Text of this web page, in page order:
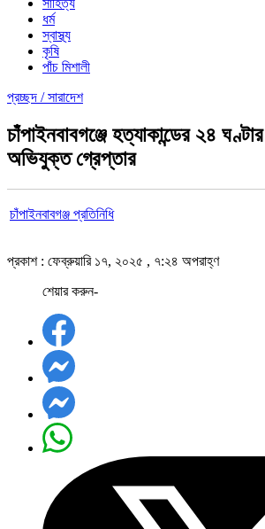
সাহিত্য
ধর্ম
স্বাস্থ্য
কৃষি
পাঁচ মিশালী
প্রচ্ছদ /সারাদেশ
চাঁপাইনবাবগঞ্জে হত্যাকান্ডের ২৪
অভিযুক্ত গ্রেপ্তার
চাঁপাইনবাবগঞ্জ প্রতিনিধি
প্রকাশ : ফেব্রুয়ারি ১৭, ২০২৫ , ৭:২৪ অপরাহ্ণ
শেয়ার করুন-